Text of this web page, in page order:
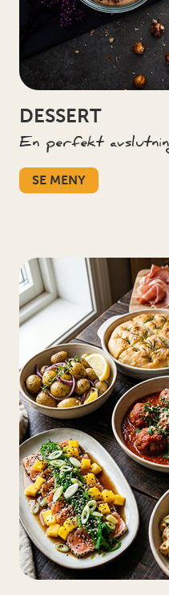
DESSERT
En perfekt
SE MENY